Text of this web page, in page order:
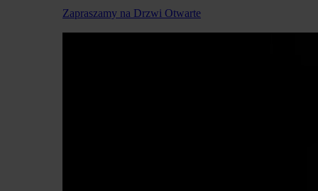
Zapraszamy na Drzwi Otwarte